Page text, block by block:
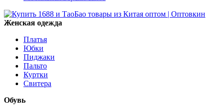
Женская одежда
Платья
Юбки
Пиджаки
Пальто
Куртки
Свитера
Обувь